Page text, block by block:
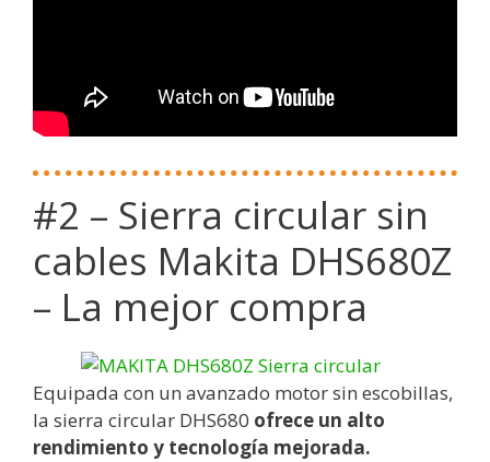
#2 – Sierra circular sin
cables Makita DHS680Z
– La mejor compra
Equipada con un avanzado motor sin escobillas,
la sierra circular DHS680 ofrece un alto
rendimiento y tecnología mejorada.